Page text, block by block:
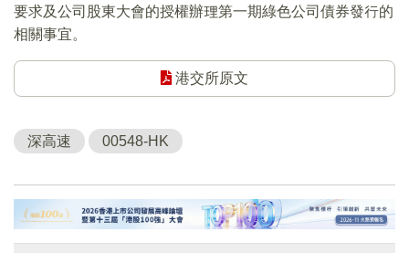
要求及公司股東大會的授權辦理第一期綠色公司債券發行的
相關事宜。
港交所原文
深高速 00548-HK